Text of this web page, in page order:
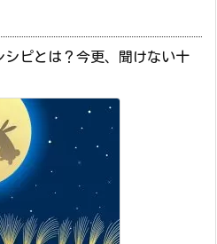
ピとは？今更、聞けない十